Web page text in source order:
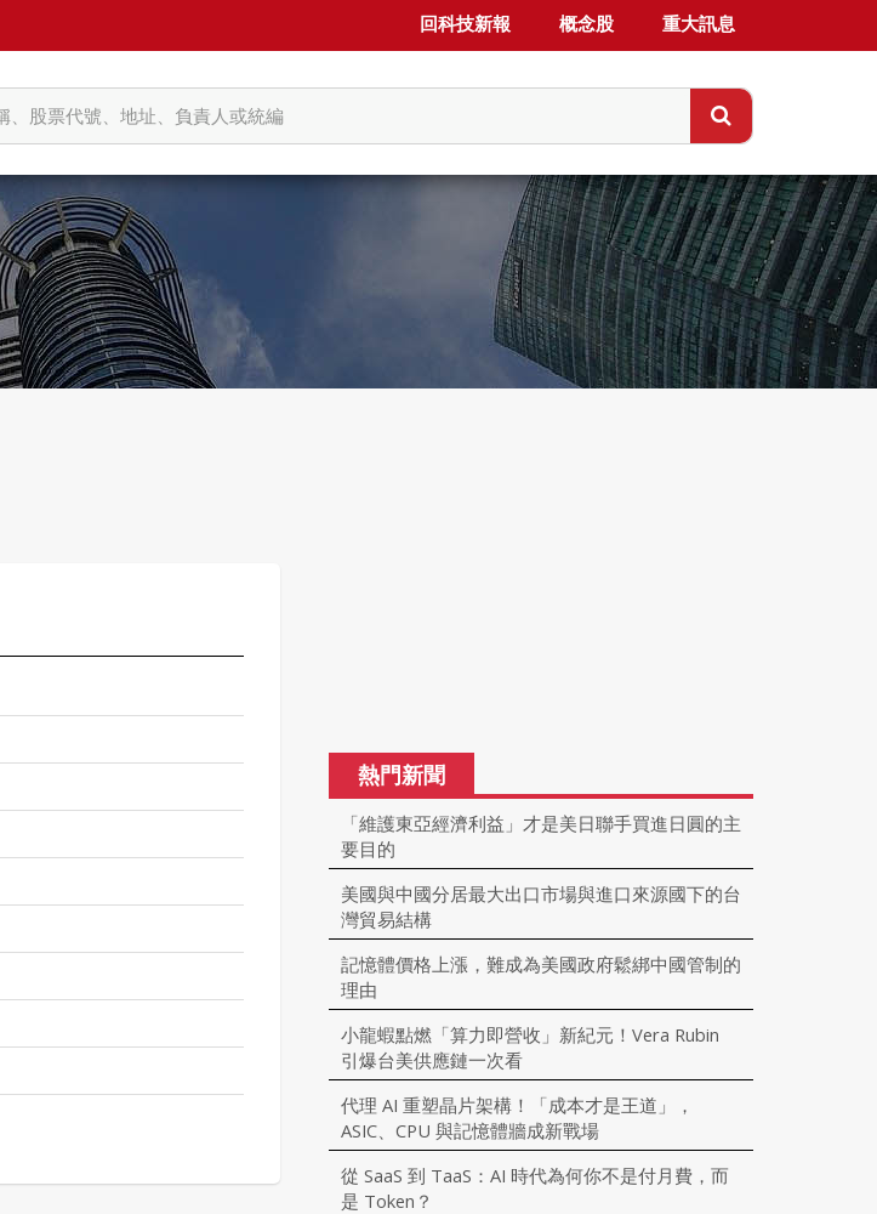
回科技新報 概念股 重大訊息
熱門新聞
「維護東亞經濟利益」才是美日聯手買進日圓的主
要目的
美國與中國分居最大出口市場與進口來源國下的台
灣貿易結構
記憶體價格上漲，難成為美國政府鬆綁中國管制的
理由
小龍蝦點燃「算力即營收」新紀元！Vera Rubin
引爆台美供應鏈一次看
代理 AI 重塑晶片架構！「成本才是王道」，
ASIC、CPU 與記憶體牆成新戰場
從 SaaS 到 TaaS：AI 時代為何你不是付月費，而
是 Token？